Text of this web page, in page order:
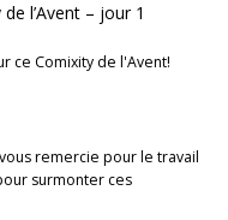
l’Avent – jour 1
ce Comixity de l'Avent!
remercie pour le travail
surmonter ces